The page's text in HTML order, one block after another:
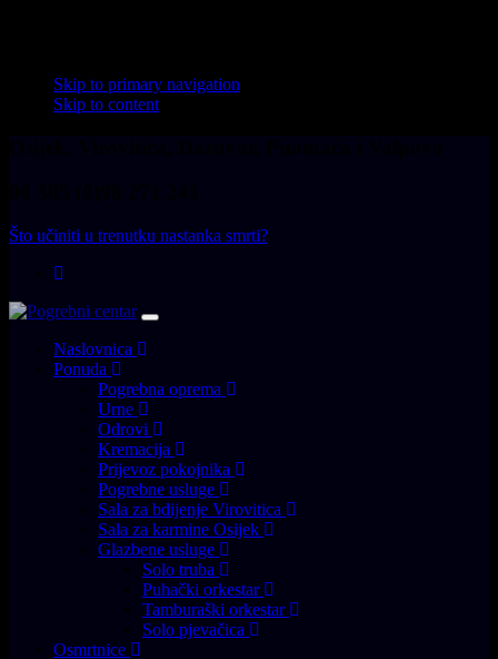
Skip to primary navigation
Skip to content
Što učiniti u trenutku nastanka smrti?
Toggle
Naslovnica
Ponuda
Pogrebna oprema
Urne
Odrovi
Kremacija
Prijevoz pokojnika
Pogrebne usluge
Sala za bdijenje Virovitica
Sala za karmine Osijek
Glazbene usluge
Solo truba
Puhački orkestar
Tamburaški orkestar
Solo pjevačica
Osmrtnice